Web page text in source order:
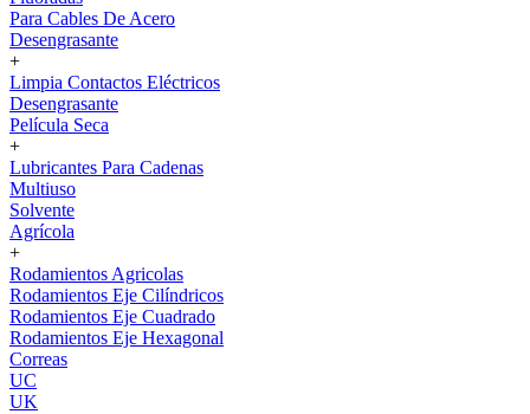
Para Cables De Acero
Desengrasante
+
Limpia Contactos Eléctricos
Desengrasante
Película Seca
+
Lubricantes Para Cadenas
Multiuso
Solvente
Agrícola
+
Rodamientos Agricolas
Rodamientos Eje Cilíndricos
Rodamientos Eje Cuadrado
Rodamientos Eje Hexagonal
Correas
UC
UK